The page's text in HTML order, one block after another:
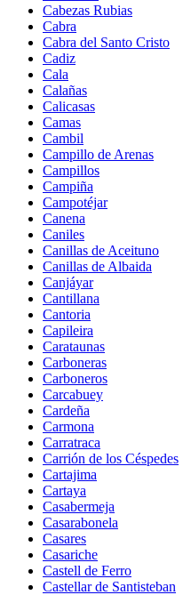
Cabezas Rubias
Cabra
Cabra del Santo Cristo
Cadiz
Cala
Calañas
Calicasas
Camas
Cambil
Campillo de Arenas
Campillos
Campiña
Campotéjar
Canena
Caniles
Canillas de Aceituno
Canillas de Albaida
Canjáyar
Cantillana
Cantoria
Capileira
Carataunas
Carboneras
Carboneros
Carcabuey
Cardeña
Carmona
Carratraca
Carrión de los Céspedes
Cartajima
Cartaya
Casabermeja
Casarabonela
Casares
Casariche
Castell de Ferro
Castellar de Santisteban